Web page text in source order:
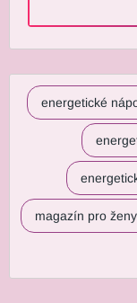
energetické
magazín pro ženy